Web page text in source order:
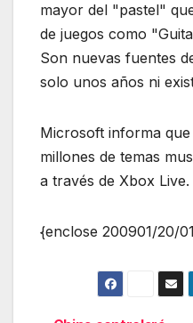
mayor del "pastel"
de juegos como
Son nuevas fuentes
solo unos años ni
Microsoft informa
millones de temas
a través de Xbox Live.
{enclose 200901/20/